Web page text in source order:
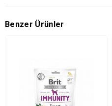
Benzer Ürünler